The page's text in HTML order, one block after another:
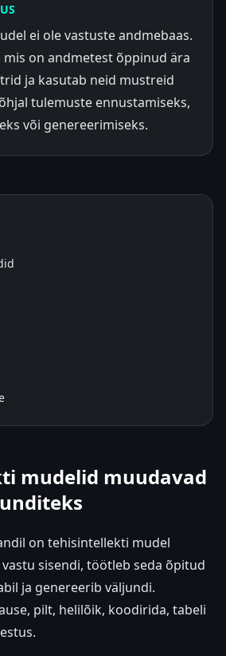
ei ole vastuste andmebaas.
mis on andmetest õppinud ära
ja kasutab neid mustreid
tulemuste ennustamiseks,
või genereerimiseks.
mudelid muudavad
on tehisintellekti mudel
sisendi, töötleb seda õpitud
ja genereerib väljundi.
pilt, helilõik, koodirida, tabeli